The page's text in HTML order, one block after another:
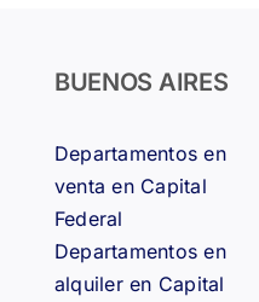
BUENOS AIRES
Departamentos en
venta en Capital
Federal
Departamentos en
alquiler en Capital